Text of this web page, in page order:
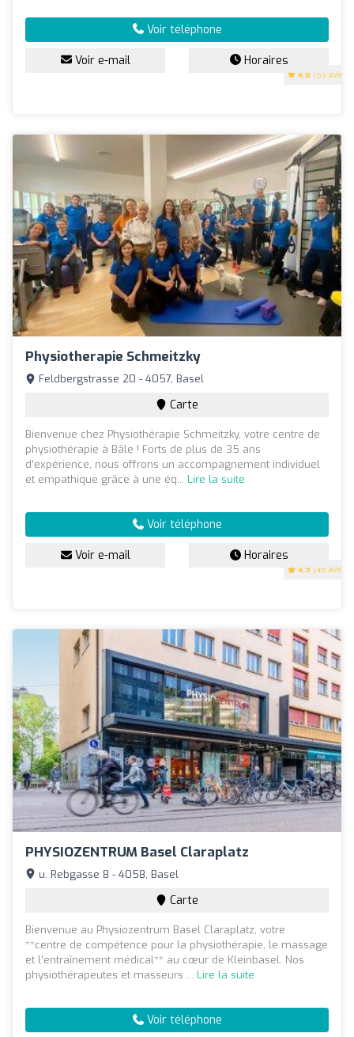
4.8 (53 avis)
Voir téléphone
Voir e-mail Horaires
Physiotherapie Schmeitzky
4.9 (48 avis)
Feldbergstrasse 20 - 4057, Basel
Carte
Bienvenue chez Physiothérapie Schmeitzky, votre centre de
physiothérapie à Bâle ! Forts de plus de 35 ans
d’expérience, nous offrons un accompagnement individuel
et empathique grâce à une éq... Lire la suite
Voir téléphone
Voir e-mail Horaires
PHYSIOZENTRUM Basel Claraplatz
u. Rebgasse 8 - 4058, Basel
Carte
Bienvenue au Physiozentrum Basel Claraplatz, votre
**centre de compétence pour la physiothérapie, le massage
et l'entraînement médical** au cœur de Kleinbasel. Nos
physiothérapeutes et masseurs ... Lire la suite
Voir téléphone